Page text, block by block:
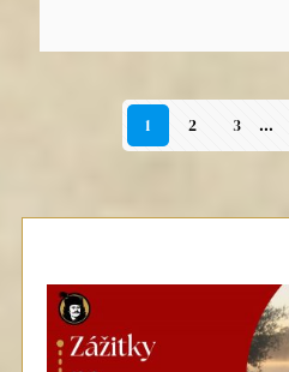
1 2 3 ...